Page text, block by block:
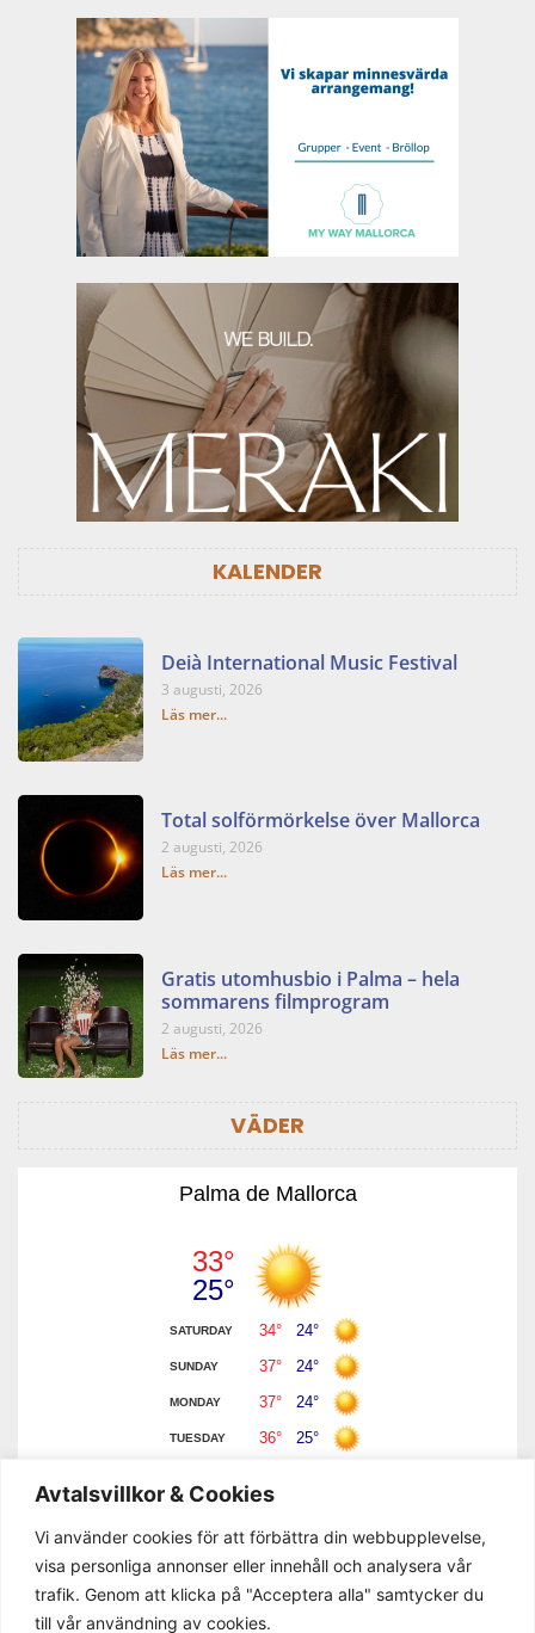
Avtalsvillkor & Cookies
Vi använder cookies för att förbättra din webbupplevelse,
visa personliga annonser eller innehåll och analysera vår
trafik. Genom att klicka på "Acceptera alla" samtycker du
till vår användning av cookies.
KALENDER
Deià International Music Festival
3 augusti, 2026
Läs mer...
Total solförmörkelse över Mallorca
2 augusti, 2026
Läs mer...
Gratis utomhusbio i Palma – hela
sommarens filmprogram
2 augusti, 2026
Läs mer...
VÄDER
Palma de Mallorca